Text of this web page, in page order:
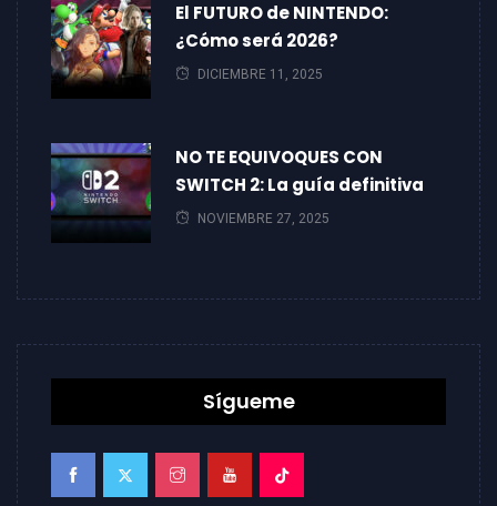
El FUTURO de NINTENDO:
¿Cómo será 2026?
DICIEMBRE 11, 2025
NO TE EQUIVOQUES CON
SWITCH 2: La guía definitiva
NOVIEMBRE 27, 2025
Sígueme